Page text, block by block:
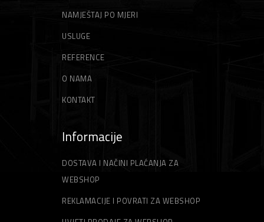
NAMJEŠTAJ PO MJERI
USLUGE
REFERENCE
O NAMA
KONTAKT
Informacije
DOSTAVA I NAČINI PLAĆANJA ZA
WEBSHOP
REKLAMACIJE I POVRATI ZA WEBSHOP